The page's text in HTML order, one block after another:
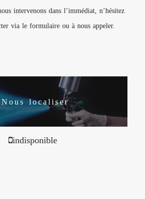
intervenons dans l’immédiat, n’hésitez
via le formulaire ou à nous appeler.
Nous localiser
indisponible